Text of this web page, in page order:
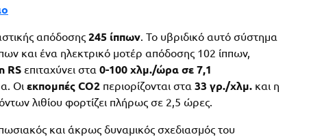
απόδοσης 245 ίππων. Το υβριδικό αυτό σύστημα
και ένα ηλεκτρικό μοτέρ απόδοσης 102 ίππων,
RS επιταχύνει στα 0-100 χλμ./ώρα σε 7,1
Οι εκπομπές CO2 περιορίζονται στα 33 γρ./χλμ. και η
λιθίου φορτίζει πλήρως σε 2,5 ώρες.
και άκρως δυναμικός σχεδιασμός του